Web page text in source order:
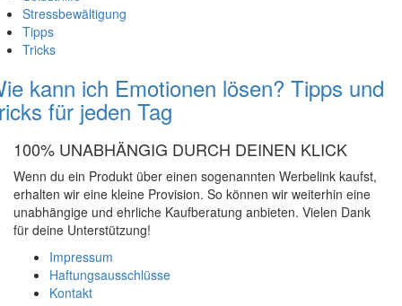
Stressbewältigung
Tipps
Tricks
kann ich Emotionen lösen? Tipps und
für jeden Tag
100% UNABHÄNGIG DURCH DEINEN KLICK
Wenn du ein Produkt über einen sogenannten Werbelink kaufst,
erhalten wir eine kleine Provision. So können wir weiterhin eine
unabhängige und ehrliche Kaufberatung anbieten. Vielen Dank
für deine Unterstützung!
Impressum
Haftungsausschlüsse
Kontakt